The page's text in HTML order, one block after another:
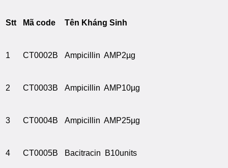
Stt Mã code Tên Kháng Sinh
1 CT0002B Ampicillin AMP2µg
2 CT0003B Ampicillin AMP10µg
3 CT0004B Ampicillin AMP25µg
4 CT0005B Bacitracin B10units